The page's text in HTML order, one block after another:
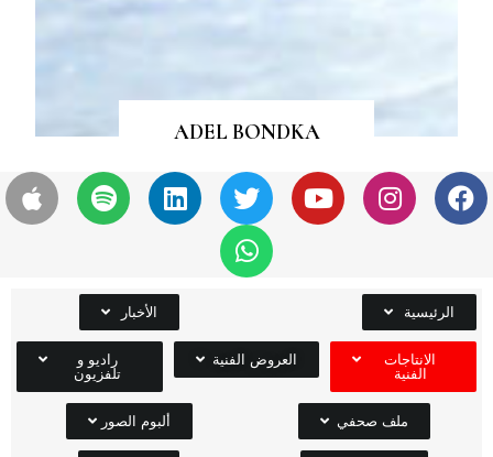
ADEL BONDKA
الرئيسية الأخبار
الانتاجات
الفنية
العروض الفنية
راديو و
تلفزيون
ملف صحفي ألبوم الصور